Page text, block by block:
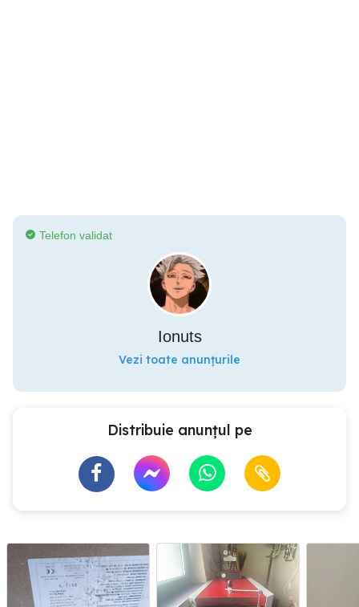
Telefon validat
Ionuts
Vezi toate anunțurile
Distribuie anunțul pe